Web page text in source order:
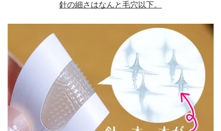
針の細さはなんと毛穴以下。